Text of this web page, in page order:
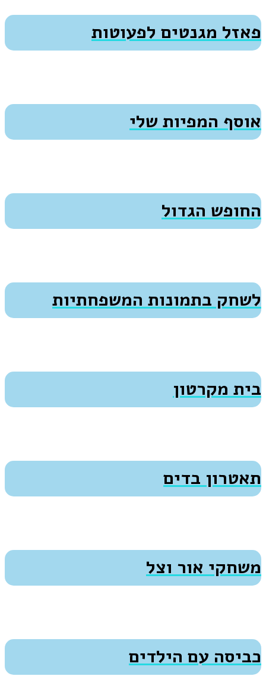
פאזל מגנטים לפעוטות
אוסף המפיות שלי
החופש הגדול
לשחק בתמונות המשפחתיות
בית מקרטון
תאטרון בדים
משחקי אור וצל
כביסה עם הילדים